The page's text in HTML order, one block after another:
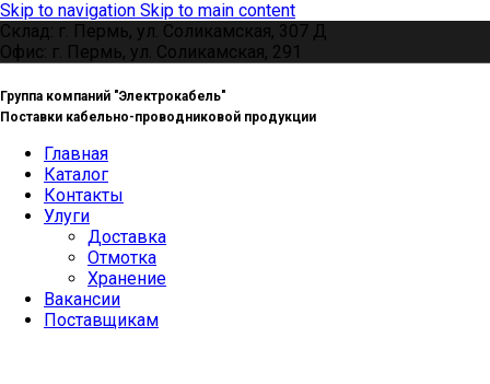
Skip to navigation Skip to main content
Склад: г. Пермь, ул. Соликамская, 307 Д
Офис: г. Пермь, ул. Соликамская, 291
Группа компаний "Электрокабель"
Поставки кабельно-проводниковой продукции
Главная
Каталог
Контакты
Улуги
Доставка
Отмотка
Хранение
Вакансии
Поставщикам